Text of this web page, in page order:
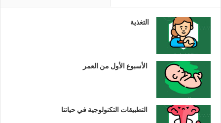
التغذية
الأسبوع الأول من العمر
التطبيقات التكنولوجية في حياتنا